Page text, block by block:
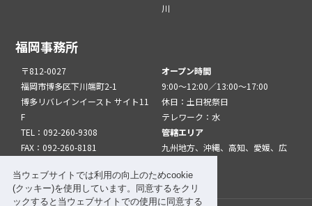
当ウェブサイトでは利用の向上のためcookie
(クッキー)を使用しています。同意するをクリ
ックすると当ウェブサイトでの使用に同意する
川
福岡事務所
〒812-0027
福岡市博多区下川端町2-1
博多リバレインイースト サイト11
F
TEL：092-260-9308
FAX：092-260-8181
オープン時間
9:00～12:00／13:00～17:00
休日：土日祝祭日
テレワーク：水
管轄エリア
九州地方、沖縄、高知、愛媛、広